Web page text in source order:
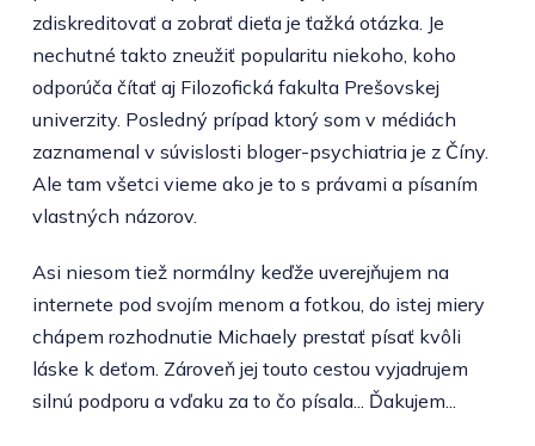
zdiskreditovať a zobrať dieťa je ťažká otázka. Je
nechutné takto zneužiť popularitu niekoho, koho
odporúča čítať aj Filozofická fakulta Prešovskej
univerzity. Posledný prípad ktorý som v médiách
zaznamenal v súvislosti bloger-psychiatria je z Číny.
Ale tam všetci vieme ako je to s právami a písaním
vlastných názorov.
Asi niesom tiež normálny keďže uverejňujem na
internete pod svojím menom a fotkou, do istej miery
chápem rozhodnutie Michaely prestať písať kvôli
láske k deťom. Zároveň jej touto cestou vyjadrujem
silnú podporu a vďaku za to čo písala... Ďakujem...